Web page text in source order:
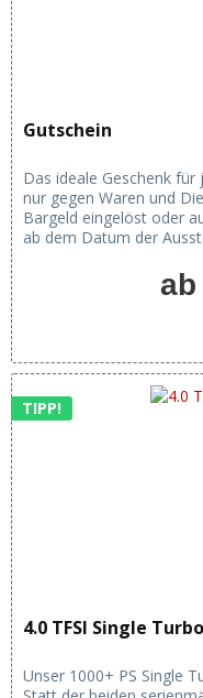
Gutschein
Das ideale Geschenk für
nur gegen Waren und
Bargeld eingelöst oder
ab dem Datum der
ab
TIPP!
4.0 TFSI Single
Unser 1000+ PS Single